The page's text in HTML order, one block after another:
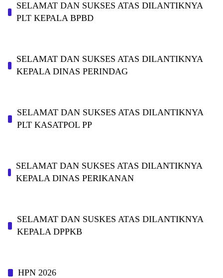
SELAMAT DAN SUKSES ATAS DILANTIKNYA
PLT KEPALA BPBD
SELAMAT DAN SUKSES ATAS DILANTIKNYA
KEPALA DINAS PERINDAG
SELAMAT DAN SUKSES ATAS DILANTIKNYA
PLT KASATPOL PP
SELAMAT DAN SUKSES ATAS DILANTIKNYA
KEPALA DINAS PERIKANAN
SELAMAT DAN SUSKES ATAS DILANTIKNYA
KEPALA DPPKB
HPN 2026